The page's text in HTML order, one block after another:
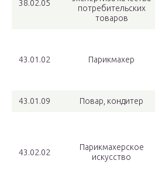
38.02.05
потребительских
товаров
43.01.02 Парикмахер
43.01.09 Повар, кондитер
43.02.02
Парикмахерское
искусство